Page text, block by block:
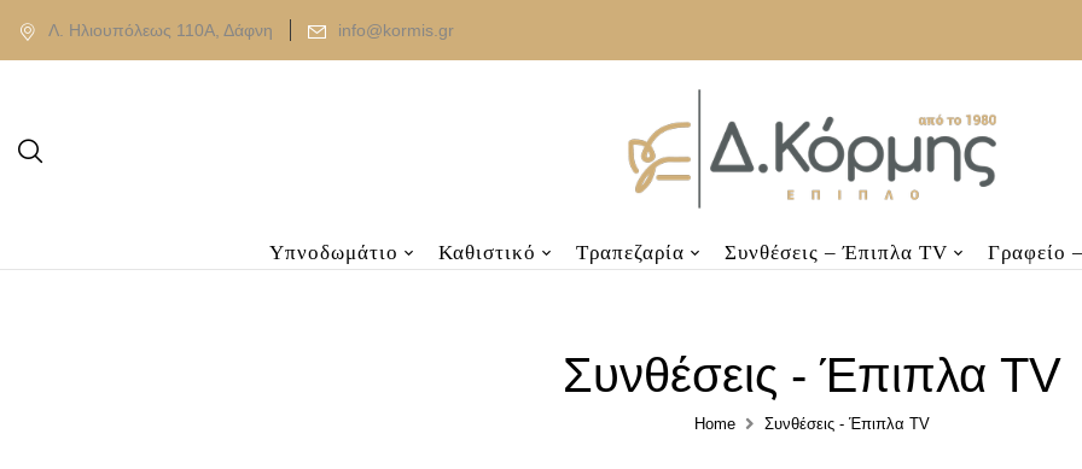
Λ. Ηλιουπόλεως 110Α, Δάφνη info@kormis.gr
Υπνοδωμάτιο Καθιστικό Τραπεζαρία Συνθέσεις – Έπιπλα TV Γραφείο
Συνθέσεις - Έπιπλα TV
Home Συνθέσεις - Έπιπλα TV